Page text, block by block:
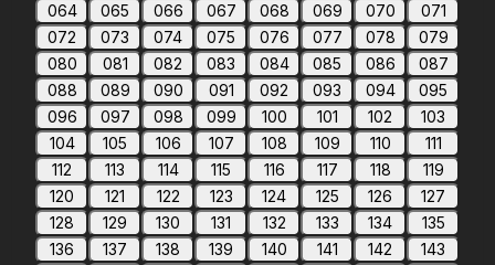
064
065 066 067 068 069 070
071
072
073 074 075 076 077 078
079
080
081 082 083 084 085 086
087
088
089 090 091 092 093 094
095
096
097 098 099 100 101 102
103
104
105 106 107 108 109 110
111
112
113 114 115 116 117 118
119
120
121 122 123 124 125 126
127
128
129 130 131 132 133 134
135
136
137 138 139 140 141 142
143